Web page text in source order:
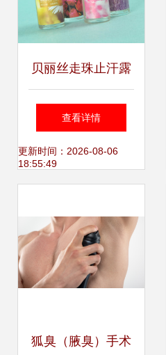
贝丽丝走珠止汗露
告别异味，自信每
一天
查看详情
更新时间：2026-08-06
18:55:49
狐臭（腋臭）手术